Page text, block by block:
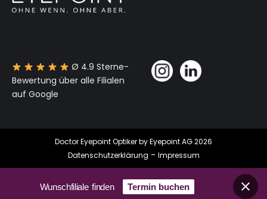
Ø 4.9 Sterne-
Bewertung über alle Filialen
auf Google
Doctor Eyepoint Optiker by Eyepoint AG 2026
Datenschutzerklärung - Impressum
Wunschfiliale finden Termin buchen